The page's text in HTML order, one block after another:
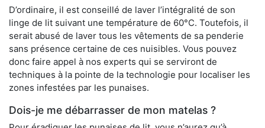
D’ordinaire, il est conseillé de laver l’intégralité de son
linge de lit suivant une température de 60°C. Toutefois, il
serait abusé de laver tous les vêtements de sa penderie
sans présence certaine de ces nuisibles. Vous pouvez
donc faire appel à nos experts qui se serviront de
techniques à la pointe de la technologie pour localiser les
zones infestées par les punaises.
Dois-je me débarrasser de mon matelas ?